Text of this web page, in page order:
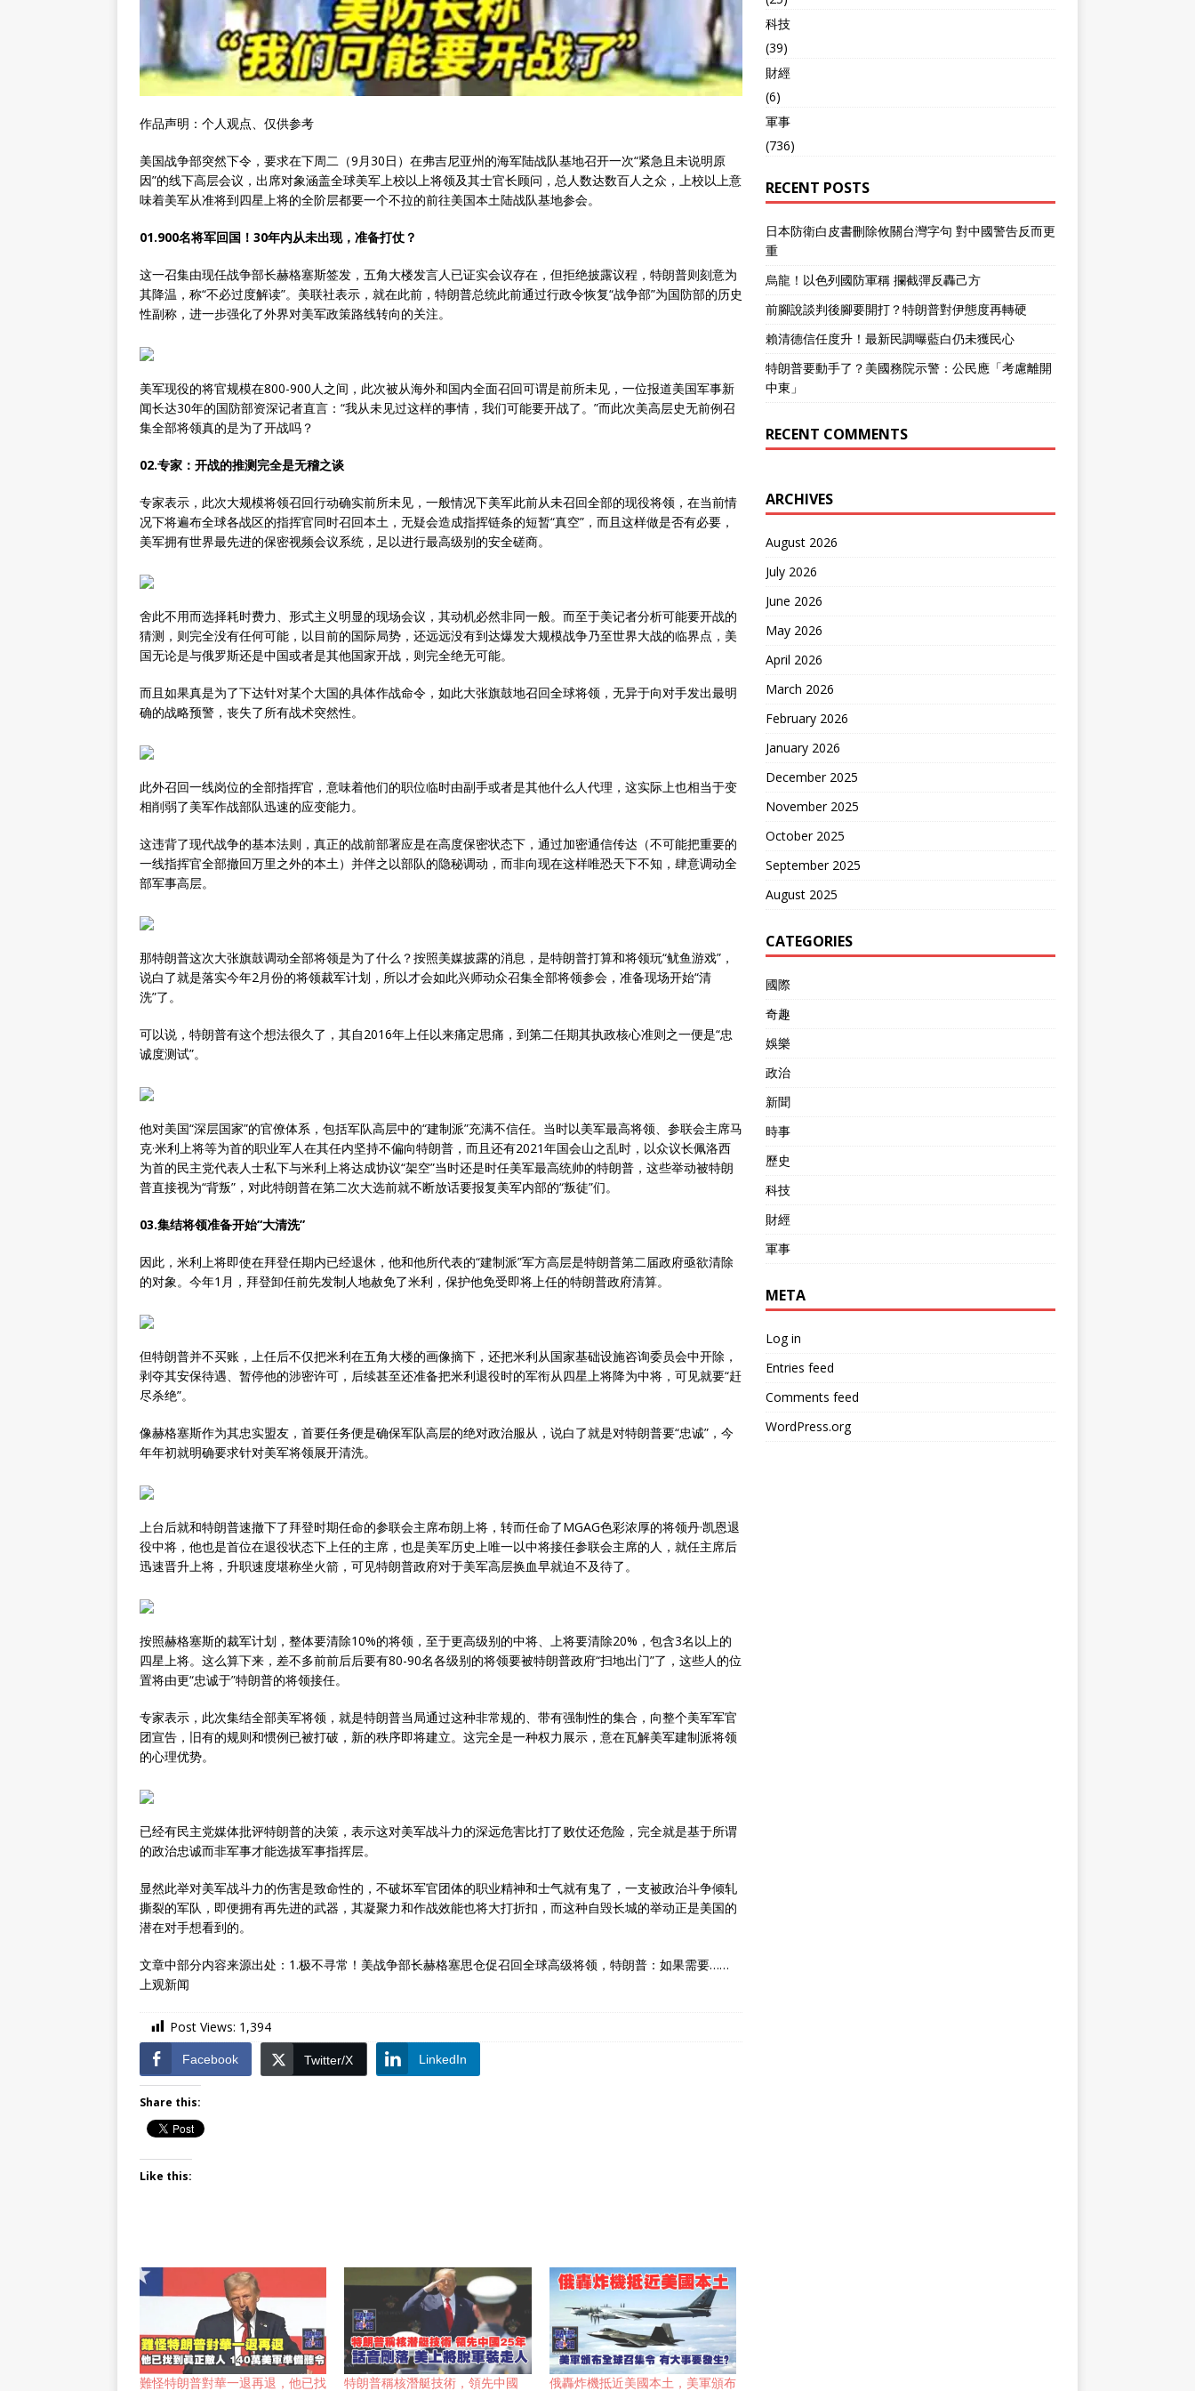
作品声明：个人观点、仅供参考
美国战争部突然下令，要求在下周二（9月30日）在弗吉尼亚州的海军陆战队基地召开一次“紧急且未说明原
因”的线下高层会议，出席对象涵盖全球美军上校以上将领及其士官长顾问，总人数达数百人之众，上校以上意
味着美军从准将到四星上将的全阶层都要一个不拉的前往美国本土陆战队基地参会。
01.900名将军回国！30年内从未出现，准备打仗？
这一召集由现任战争部长赫格塞斯签发，五角大楼发言人已证实会议存在，但拒绝披露议程，特朗普则刻意为
其降温，称“不必过度解读”。美联社表示，就在此前，特朗普总统此前通过行政令恢复“战争部”为国防部的历史
性副称，进一步强化了外界对美军政策路线转向的关注。
美军现役的将官规模在800-900人之间，此次被从海外和国内全面召回可谓是前所未见，一位报道美国军事新
闻长达30年的国防部资深记者直言：“我从未见过这样的事情，我们可能要开战了。”而此次美高层史无前例召
集全部将领真的是为了开战吗？
02.专家：开战的推测完全是无稽之谈
专家表示，此次大规模将领召回行动确实前所未见，一般情况下美军此前从未召回全部的现役将领，在当前情
况下将遍布全球各战区的指挥官同时召回本土，无疑会造成指挥链条的短暂“真空”，而且这样做是否有必要，
美军拥有世界最先进的保密视频会议系统，足以进行最高级别的安全磋商。
舍此不用而选择耗时费力、形式主义明显的现场会议，其动机必然非同一般。而至于美记者分析可能要开战的
猜测，则完全没有任何可能，以目前的国际局势，还远远没有到达爆发大规模战争乃至世界大战的临界点，美
国无论是与俄罗斯还是中国或者是其他国家开战，则完全绝无可能。
而且如果真是为了下达针对某个大国的具体作战命令，如此大张旗鼓地召回全球将领，无异于向对手发出最明
确的战略预警，丧失了所有战术突然性。
此外召回一线岗位的全部指挥官，意味着他们的职位临时由副手或者是其他什么人代理，这实际上也相当于变
相削弱了美军作战部队迅速的应变能力。
这违背了现代战争的基本法则，真正的战前部署应是在高度保密状态下，通过加密通信传达（不可能把重要的
一线指挥官全部撤回万里之外的本土）并伴之以部队的隐秘调动，而非向现在这样唯恐天下不知，肆意调动全
部军事高层。
那特朗普这次大张旗鼓调动全部将领是为了什么？按照美媒披露的消息，是特朗普打算和将领玩“鱿鱼游戏”，
说白了就是落实今年2月份的将领裁军计划，所以才会如此兴师动众召集全部将领参会，准备现场开始“清
洗”了。
可以说，特朗普有这个想法很久了，其自2016年上任以来痛定思痛，到第二任期其执政核心准则之一便是“忠
诚度测试”。
他对美国“深层国家”的官僚体系，包括军队高层中的“建制派”充满不信任。当时以美军最高将领、参联会主席马
克·米利上将等为首的职业军人在其任内坚持不偏向特朗普，而且还有2021年国会山之乱时，以众议长佩洛西
为首的民主党代表人士私下与米利上将达成协议“架空”当时还是时任美军最高统帅的特朗普，这些举动被特朗
普直接视为“背叛”，对此特朗普在第二次大选前就不断放话要报复美军内部的“叛徒”们。
03.集结将领准备开始“大清洗”
因此，米利上将即使在拜登任期内已经退休，他和他所代表的“建制派”军方高层是特朗普第二届政府亟欲清除
的对象。今年1月，拜登卸任前先发制人地赦免了米利，保护他免受即将上任的特朗普政府清算。
但特朗普并不买账，上任后不仅把米利在五角大楼的画像摘下，还把米利从国家基础设施咨询委员会中开除，
剥夺其安保待遇、暂停他的涉密许可，后续甚至还准备把米利退役时的军衔从四星上将降为中将，可见就要“赶
尽杀绝”。
像赫格塞斯作为其忠实盟友，首要任务便是确保军队高层的绝对政治服从，说白了就是对特朗普要“忠诚”，今
年年初就明确要求针对美军将领展开清洗。
上台后就和特朗普速撤下了拜登时期任命的参联会主席布朗上将，转而任命了MGAG色彩浓厚的将领丹·凯恩退
役中将，他也是首位在退役状态下上任的主席，也是美军历史上唯一以中将接任参联会主席的人，就任主席后
迅速晋升上将，升职速度堪称坐火箭，可见特朗普政府对于美军高层换血早就迫不及待了。
按照赫格塞斯的裁军计划，整体要清除10%的将领，至于更高级别的中将、上将要清除20%，包含3名以上的
四星上将。这么算下来，差不多前前后后要有80-90名各级别的将领要被特朗普政府“扫地出门”了，这些人的位
置将由更“忠诚于”特朗普的将领接任。
专家表示，此次集结全部美军将领，就是特朗普当局通过这种非常规的、带有强制性的集合，向整个美军军官
团宣告，旧有的规则和惯例已被打破，新的秩序即将建立。这完全是一种权力展示，意在瓦解美军建制派将领
的心理优势。
已经有民主党媒体批评特朗普的决策，表示这对美军战斗力的深远危害比打了败仗还危险，完全就是基于所谓
的政治忠诚而非军事才能选拔军事指挥层。
显然此举对美军战斗力的伤害是致命性的，不破坏军官团体的职业精神和士气就有鬼了，一支被政治斗争倾轧
撕裂的军队，即便拥有再先进的武器，其凝聚力和作战效能也将大打折扣，而这种自毁长城的举动正是美国的
潜在对手想看到的。
文章中部分内容来源出处：1.极不寻常！美战争部长赫格塞思仓促召回全球高级将领，特朗普：如果需要……
上观新闻
Post Views: 1,394
Facebook Twitter/X LinkedIn
Share this:
Like this:
難怪特朗普對華一退再退，他已找 特朗普稱核潛艇技術，領先中國 俄轟炸機抵近美國本土，美軍頒布
科技
(39)
財經
(6)
軍事
(736)
RECENT POSTS
日本防衛白皮書刪除攸關台灣字句 對中國警告反而更
重
烏龍！以色列國防軍稱 攔截彈反轟己方
前腳說談判後腳要開打？特朗普對伊態度再轉硬
賴清德信任度升！最新民調曝藍白仍未獲民心
特朗普要動手了？美國務院示警：公民應「考慮離開
中東」
RECENT COMMENTS
ARCHIVES
August 2026
July 2026
June 2026
May 2026
April 2026
March 2026
February 2026
January 2026
December 2025
November 2025
October 2025
September 2025
August 2025
CATEGORIES
國際
奇趣
娛樂
政治
新聞
時事
歷史
科技
財經
軍事
META
Log in
Entries feed
Comments feed
WordPress.org